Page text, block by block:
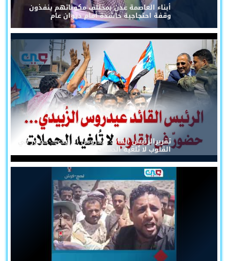
أبناء العاصمة عدن بمختلف مكوناتهم ينفذون
وقفة احتجاجية حاشدة أمام ديوان عام
تقريرالرئيس القائد عيدروس الزُبيدي... حضورٌ في
القلوب لا تُلغيه الحملات